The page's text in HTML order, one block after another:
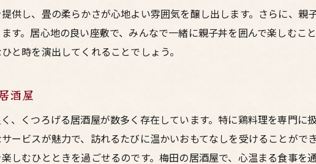
供し、畳の柔らかさが心地よい雰囲気を醸し出します。さらに、
す。居心地の良い座敷で、みんなで一緒に親子丼を囲んで楽しむこ
と時を演出してくれることでしょう。
酒屋
、くつろげる居酒屋が数多く存在しています。特に鶏料理を専門に
ービスが魅力で、訪れるたびに温かいおもてなしを受けることが
しむひとときを過ごせるのです。梅田の居酒屋で、心温まる食事